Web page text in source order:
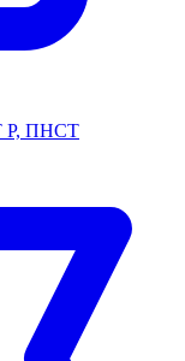
Р, ПНСТ